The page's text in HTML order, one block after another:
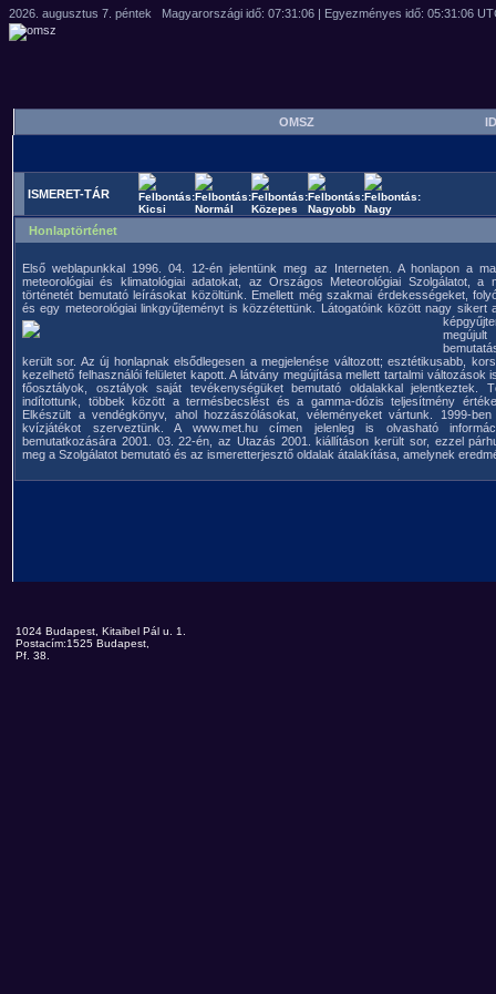
OMSZ
ISMERET-TÁR
Honlaptörténet
Első weblapunkkal 1996. 04. 12-én jelentünk meg az Interneten. A honlapon a
meteorológiai és klimatológiai adatokat, az Országos Meteorológiai Szolgálatot, a
történetét bemutató leírásokat közöltünk. Emellett még szakmai érdekességeket,
és egy meteorológiai linkgyűjteményt is közzétettünk. Látogatóink között nagy sikert
került sor. Az új honlapnak elsődlegesen a megjelenése változott; esztétikusabb,
kezelhető felhasználói felületet kapott. A látvány megújítása mellett tartalmi változások
főosztályok, osztályok saját tevékenységüket bemutató oldalakkal jelentkeztek.
indítottunk, többek között a termésbecslést és a gamma-dózis teljesítmény
Elkészült a vendégkönyv, ahol hozzászólásokat, véleményeket vártunk. 1999-
kvízjátékot szerveztünk. A www.met.hu címen jelenleg is olvasható
bemutatkozására 2001. 03. 22-én, az Utazás 2001. kiállításon került sor, ezzel
meg a Szolgálatot bemutató és az ismeretterjesztő oldalak átalakítása, amelynek
1024 Budapest, Kitaibel Pál u. 1.
Postacím:1525 Budapest,
Pf. 38.